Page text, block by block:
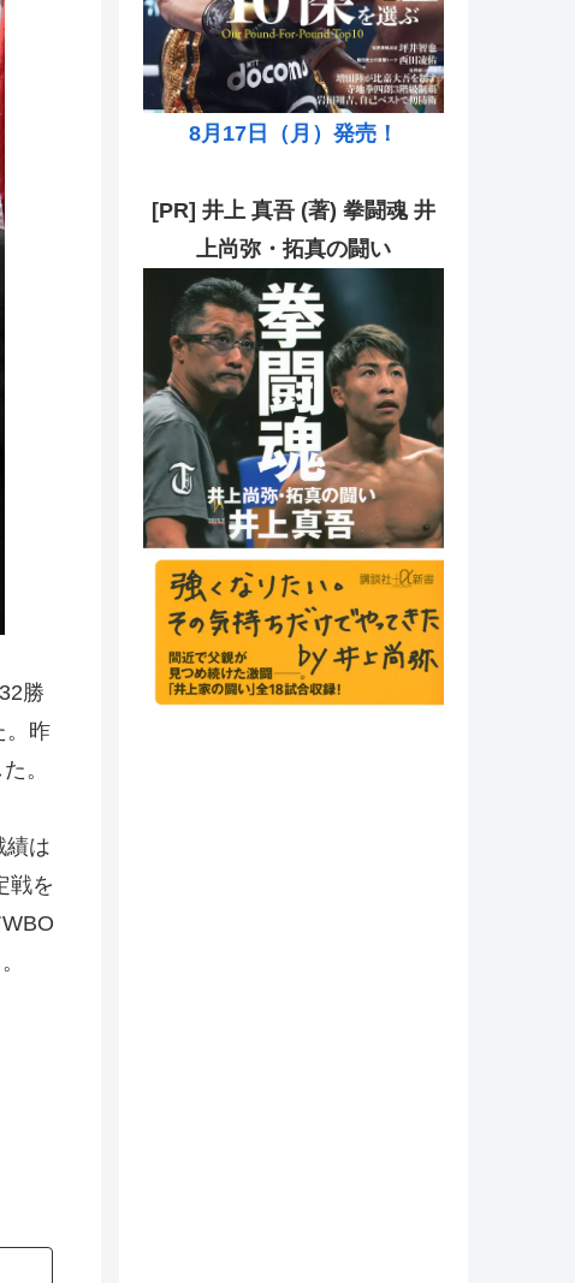
勝
。昨
。
績は
戦を
8月17日（月）発売！
[PR] 井上 真吾 (著) 拳闘魂 井
上尚弥・拓真の闘い